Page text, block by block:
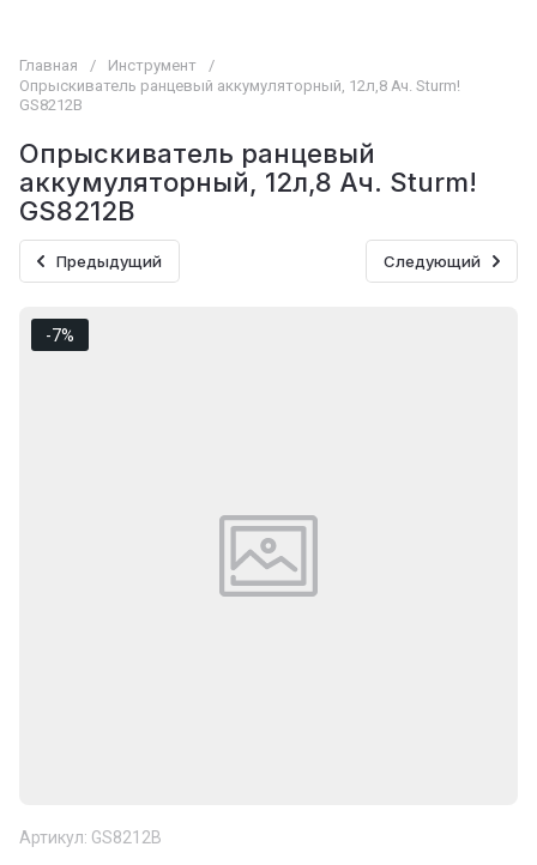
Главная / Инструмент
/
Опрыскиватель ранцевый аккумуляторный, 12л,8 Ач. Sturm!
GS8212B
Опрыскиватель ранцевый
аккумуляторный, 12л,8 Ач. Sturm!
GS8212B
Предыдущий Следующий
-7%
Артикул: GS8212B